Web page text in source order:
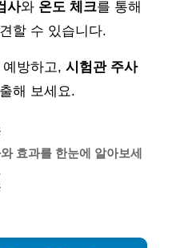
사와 온도 체크를 통해
할 수 있습니다.
방하고, 시험관 주사
해 보세요.
효과를 한눈에 알아보세